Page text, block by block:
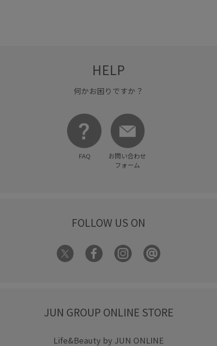
HELP
何かお困りですか？
FAQ
お問い合わせ
フォーム
FOLLOW US ON
JUN GROUP ONLINE STORE
Life&Beauty by JUN ONLINE